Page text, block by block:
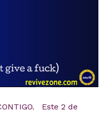
Este 2 de